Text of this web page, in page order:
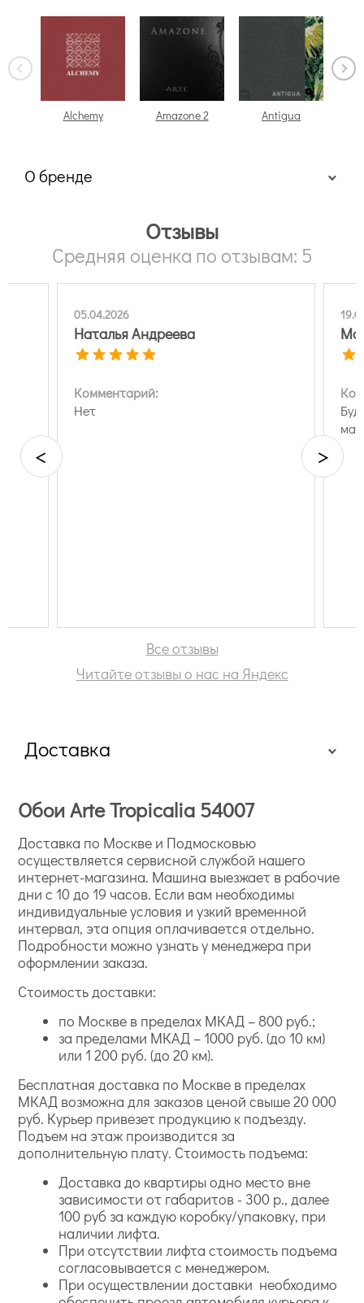
Alchemy Amazone 2 Antigua
О бренде
Отзывы
Средняя оценка по отзывам: 5
05.04.2026
Наталья Андреева
Комментарий:
Нет
< >
Все отзывы
Читайте отзывы о нас на Яндекс
Доставка
Обои Arte Tropicalia 54007
Доставка по Москве и Подмосковью
осуществляется сервисной службой нашего
интернет-магазина. Машина выезжает в рабочие
дни с 10 до 19 часов. Если вам необходимы
индивидуальные условия и узкий временной
интервал, эта опция оплачивается отдельно.
Подробности можно узнать у менеджера при
оформлении заказа.
Стоимость доставки:
по Москве в пределах МКАД – 800 руб.;
за пределами МКАД – 1000 руб. (до 10 км)
или 1 200 руб. (до 20 км).
Бесплатная доставка по Москве в пределах
МКАД возможна для заказов ценой свыше 20 000
руб. Курьер привезет продукцию к подъезду.
Подъем на этаж производится за
дополнительную плату. Стоимость подъема:
Доставка до квартиры одно место вне
зависимости от габаритов - 300 р., далее
100 руб за каждую коробку/упаковку, при
наличии лифта.
При отсутствии лифта стоимость подъема
согласовывается с менеджером.
При осуществлении доставки необходимо